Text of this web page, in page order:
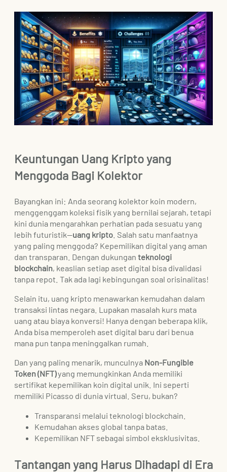
Keuntungan Uang Kripto yang
Menggoda Bagi Kolektor
Bayangkan ini: Anda seorang kolektor koin modern,
menggenggam koleksi fisik yang bernilai sejarah, tetapi
kini dunia mengarahkan perhatian pada sesuatu yang
lebih futuristik—uang kripto . Salah satu manfaatnya
yang paling menggoda? Kepemilikan digital yang aman
dan transparan. Dengan dukungan teknologi
blockchain, keaslian setiap aset digital bisa divalidasi
tanpa repot. Tak ada lagi kebingungan soal orisinalitas!
Selain itu, uang kripto menawarkan kemudahan dalam
transaksi lintas negara. Lupakan masalah kurs mata
uang atau biaya konversi! Hanya dengan beberapa klik,
Anda bisa memperoleh aset digital baru dari benua
mana pun tanpa meninggalkan rumah.
Dan yang paling menarik, munculnya Non-Fungible
Token (NFT)yang memungkinkan Anda memiliki
sertifikat kepemilikan koin digital unik. Ini seperti
memiliki Picasso di dunia virtual. Seru, bukan?
Transparansi melalui teknologi blockchain.
Kemudahan akses global tanpa batas.
Kepemilikan NFT sebagai simbol eksklusivitas.
Tantangan yang Harus Dihadapi di Era